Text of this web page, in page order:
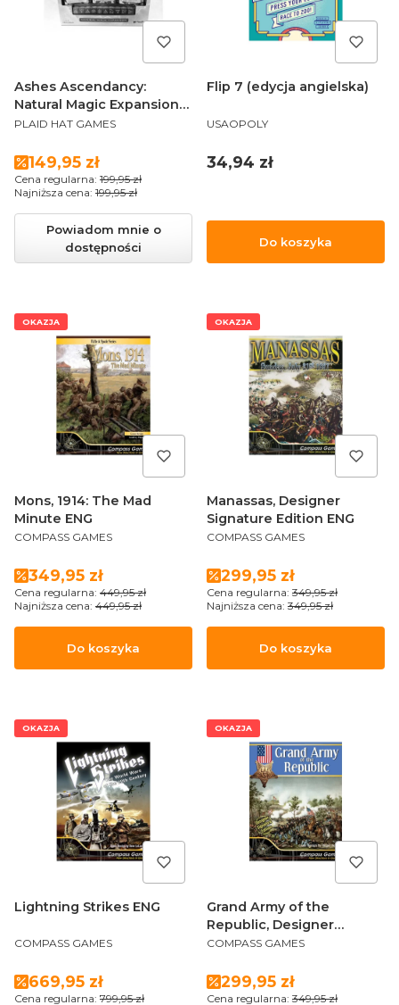
Ashes Ascendancy:
Natural Magic Expansion
ENG
PRODUCENT
PLAID HAT GAMES
Cena promocyjna
149,95 zł
Cena regularna: 199,95 zł
Najniższa cena: 199,95 zł
Powiadom mnie o
dostępności
Flip 7 (edycja angielska)
PRODUCENT
USAOPOLY
Cena
34,94 zł
Do koszyka
OKAZJA
Mons, 1914: The Mad
Minute ENG
PRODUCENT
COMPASS GAMES
Cena promocyjna
349,95 zł
Cena regularna: 449,95 zł
Najniższa cena: 449,95 zł
Do koszyka
OKAZJA
Manassas, Designer
Signature Edition ENG
PRODUCENT
COMPASS GAMES
Cena promocyjna
299,95 zł
Cena regularna: 349,95 zł
Najniższa cena: 349,95 zł
Do koszyka
OKAZJA
Lightning Strikes ENG
PRODUCENT
COMPASS GAMES
Cena promocyjna
669,95 zł
Cena regularna: 799,95 zł
OKAZJA
Grand Army of the
Republic, Designer
Signature Edition ENG
PRODUCENT
COMPASS GAMES
Cena promocyjna
299,95 zł
Cena regularna: 349,95 zł